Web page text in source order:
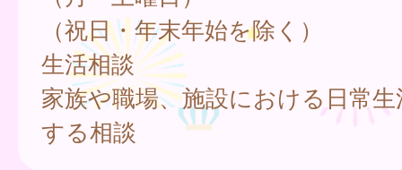
（祝日・年末年始を除く）
生活相談
家族や職場、施設における日常
する相談